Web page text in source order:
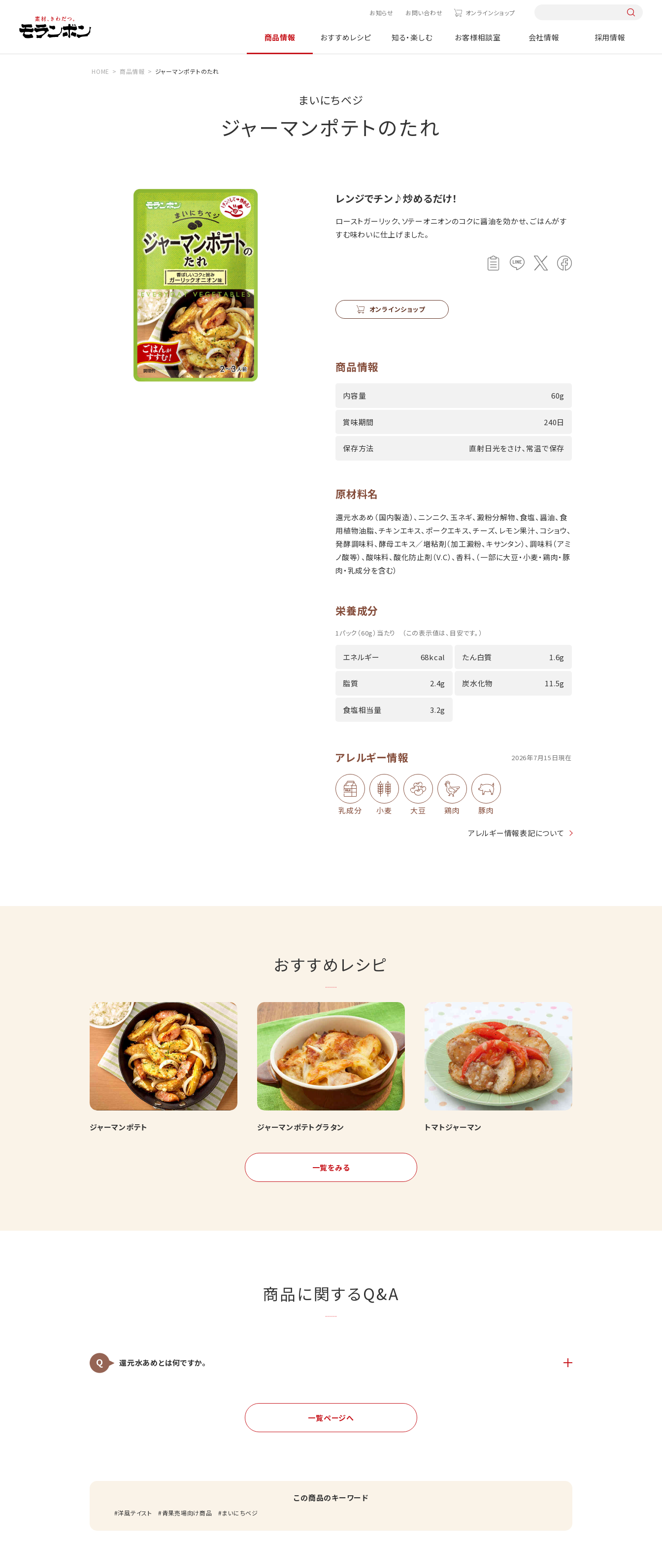
お知らせ お問い合わせ オンラインショップ
商品情報 おすすめレシピ 知る・楽しむ お客様相談室 会社情報 採用情報
HOME 商品情報 ジャーマンポテトのたれ
まいにちベジ
ジャーマンポテトのたれ
レンジでチン♪炒めるだけ！
ローストガーリック、ソテーオニオンのコクに醤油を効かせ、ごはんがす
すむ味わいに仕上げました。
オンラインショップ
商品情報
内容量 60g
賞味期間 240日
保存方法 直射日光をさけ､常温で保存
原材料名
還元水あめ（国内製造）、ニンニク、玉ネギ、澱粉分解物、食塩、醤油、食
用植物油脂、チキンエキス、ポークエキス、チーズ、レモン果汁、コショウ、
発酵調味料、酵母エキス／増粘剤（加工澱粉、キサンタン）、調味料（アミ
ノ酸等）、酸味料、酸化防止剤（V.C）、香料、（一部に大豆・小麦・鶏肉・豚
肉・乳成分を含む）
栄養成分
1パック（60g）当たり （この表示値は、目安です。）
エネルギー 68kcal たん白質 1.6g
脂質 2.4g 炭水化物 11.5g
食塩相当量 3.2g
アレルギー情報 2026年7月15日現在
乳成分 小麦 大豆 鶏肉 豚肉
アレルギー情報表記について
おすすめレシピ
ジャーマンポテト ジャーマンポテトグラタン トマトジャーマン
一覧をみる
商品に関するQ&A
還元水あめとは何ですか。
一覧ページへ
この商品のキーワード
洋風テイスト 青果売場向け商品 まいにちベジ